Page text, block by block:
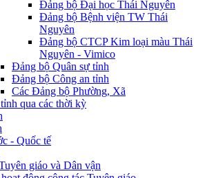
Đảng bộ Đại học Thái Nguyên
Đảng bộ Bệnh viện TW Thái
Nguyên
Đảng bộ CTCP Kim loại màu Thái
Nguyên - Vimico
Đảng bộ Quân sự tỉnh
Đảng bộ Công an tỉnh
Các Đảng bộ Phường, Xã
qua các thời kỳ
- Quốc tế
giáo và Dân vận